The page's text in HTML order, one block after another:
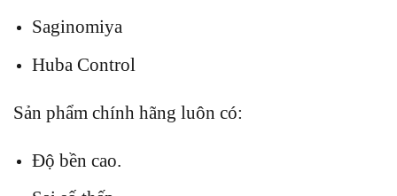
Saginomiya
Huba Control
Sản phẩm chính hãng luôn có:
Độ bền cao.